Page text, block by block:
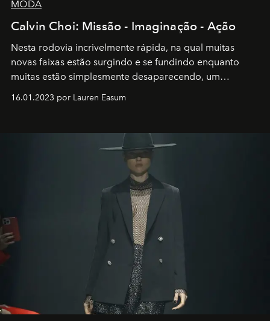
MODA
Calvin Choi: Missão - Imaginação - Ação
Nesta rodovia incrivelmente rápida, na qual muitas
novas faixas estão surgindo e se fundindo enquanto
muitas estão simplesmente desaparecendo, um
transportador AMTD abrindo caminho para muitos
por propósitos, com um claro senso de missão na vida e
16.01.2023 por Lauren Easum